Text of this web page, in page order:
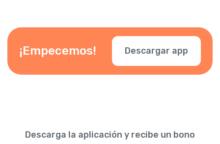
¡Empecemos! Descargar app
Descarga la aplicación y recibe un bono